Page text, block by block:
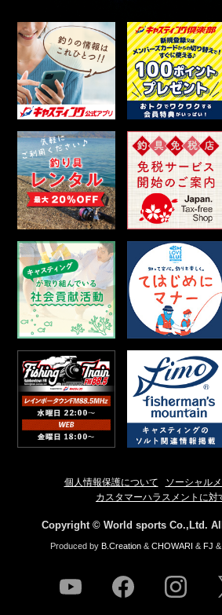
個人情報保護について
ソーシャル
カスタマーハラスメントに対
Copyright © World sports Co.,Ltd.
Produced by B.Creation&CHOWARI & FJ &
youtube facebook